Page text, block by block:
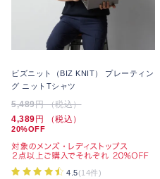
ビズニット（BIZ KNIT） プレーティン
グ ニットTシャツ
5,489円 （税込）
4,389円 （税込）
20%OFF
4.5(14件)